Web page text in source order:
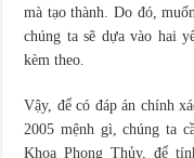
mà tạo thành. Do đó,
chúng ta sẽ dựa vào hai
kèm theo.
Vậy, để có đáp án chính
2005 mệnh gì, chúng ta
Khoa Phong Thủy, để